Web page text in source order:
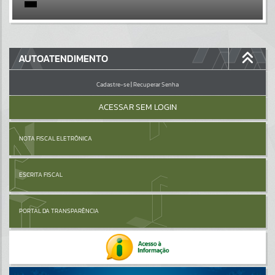
Por favor, aguarde...
GALERIAS
Por favor, aguarde...
AUTOATENDIMENTO
Cadastre-se|Recuperar Senha
ACESSAR SEM LOGIN
NOTA FISCAL ELETRÔNICA
ESCRITA FISCAL
PORTAL DA TRANSPARÊNCIA